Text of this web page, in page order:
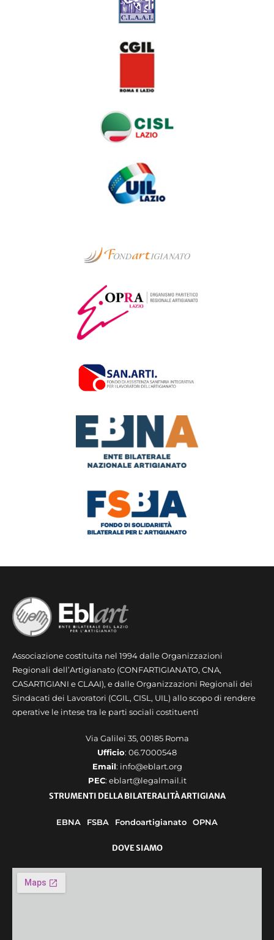
Associazione costituita nel 1994 dalle Organizzazioni
Regionali dell’Artigianato (CONFARTIGIANATO, CNA,
CASARTIGIANI e CLAAI), e dalle Organizzazioni Regionali dei
Sindacati dei Lavoratori (CGIL, CISL, UIL) allo scopo di rendere
operative le intese tra le parti sociali costituenti
Via Galilei 35, 00185 Roma
Ufficio: 06.7000548
Email: info@eblart.org
PEC: eblart@legalmail.it
STRUMENTI DELLA BILATERALITÀ ARTIGIANA
EBNA FSBA Fondoartigianato OPNA
DOVE SIAMO